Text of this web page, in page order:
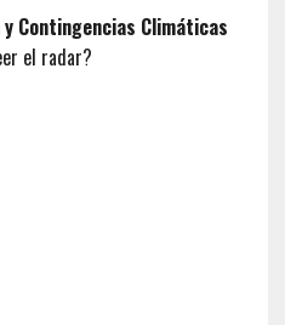
Contingencias Climáticas
el radar?